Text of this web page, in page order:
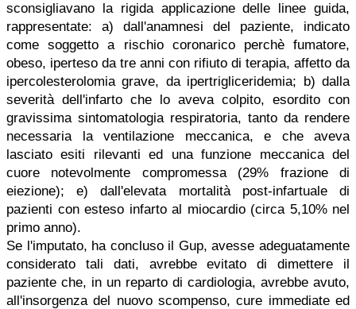
sconsigliavano la rigida applicazione delle linee guida,
rappresentate: a) dall'anamnesi del paziente, indicato
come soggetto a rischio coronarico perchè fumatore,
obeso, iperteso da tre anni con rifiuto di terapia, affetto da
ipercolesterolomia grave, da ipertrigliceridemia; b) dalla
severità dell'infarto che lo aveva colpito, esordito con
gravissima sintomatologia respiratoria, tanto da rendere
necessaria la ventilazione meccanica, e che aveva
lasciato esiti rilevanti ed una funzione meccanica del
cuore notevolmente compromessa (29% frazione di
eiezione); e) dall'elevata mortalità post-infartuale di
pazienti con esteso infarto al miocardio (circa 5,10% nel
primo anno).
Se l'imputato, ha concluso il Gup, avesse adeguatamente
considerato tali dati, avrebbe evitato di dimettere il
paziente che, in un reparto di cardiologia, avrebbe avuto,
all'insorgenza del nuovo scompenso, cure immediate ed